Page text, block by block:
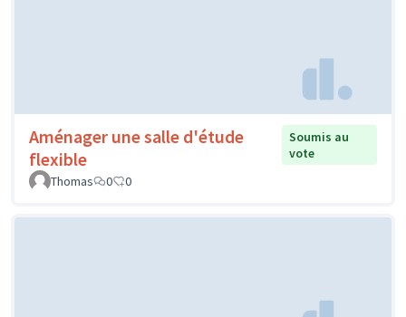
Aménager une salle d'étude
flexible
Soumis au
vote
Thomas
0 0